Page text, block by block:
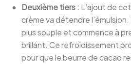
Deuxième tiers : L’ajout de
crème va détendre
plus souple et commence à
brillant. Ce refroidissement
pour que le beurre de cacao